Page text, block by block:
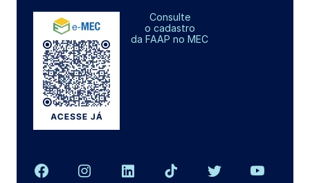
Consulte
o cadastro
da FAAP no MEC